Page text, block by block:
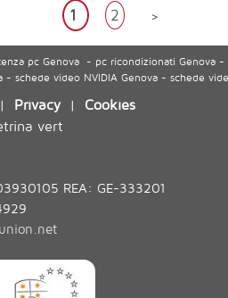
1 2 >
pc Genova - pc ricondizionati Genova -
schede video NVIDIA Genova - schede
| Privacy| Cookies
vert
REA: GE-333201